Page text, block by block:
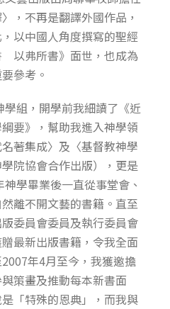
，不再是翻譯外國作品，
以中國人角度撰寫的聖經
以弗所書》面世，也成為
參考。
組，開學前我細讀了《近
要》，幫助我進入神學領
著集成〉及〈基督教神學
院協會合作出版），更是
學畢業後一直從事堂會、
離不開文藝的書籍。直至
委員會委員及執行委員會
最新出版書籍，令我全面
年4月至今，我獲邀擔
策畫及推動每本新書面
「特殊的恩典」，而我與